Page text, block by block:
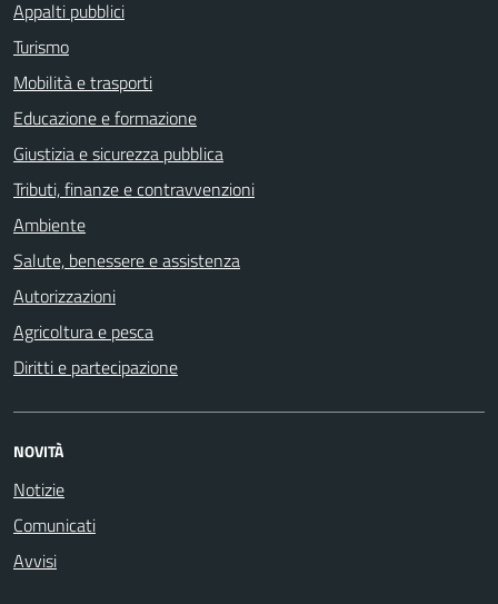
Appalti pubblici
Turismo
Mobilità e trasporti
Educazione e formazione
Giustizia e sicurezza pubblica
Tributi, finanze e contravvenzioni
Ambiente
Salute, benessere e assistenza
Autorizzazioni
Agricoltura e pesca
Diritti e partecipazione
NOVITÀ
Notizie
Comunicati
Avvisi